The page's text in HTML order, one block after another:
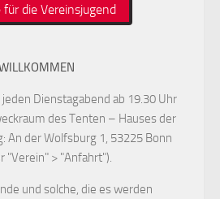
für die Vereinsjugend
Dienstagabend ab 19.30 Uhr
des Tenten – Hauses der
An der Wolfsburg 1, 53225 Bonn
"Verein" > "Anfahrt").
und solche, die es werden